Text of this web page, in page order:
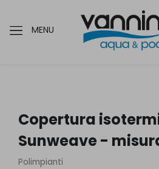
MENU
Copertura
Sunweave -
Polimpianti